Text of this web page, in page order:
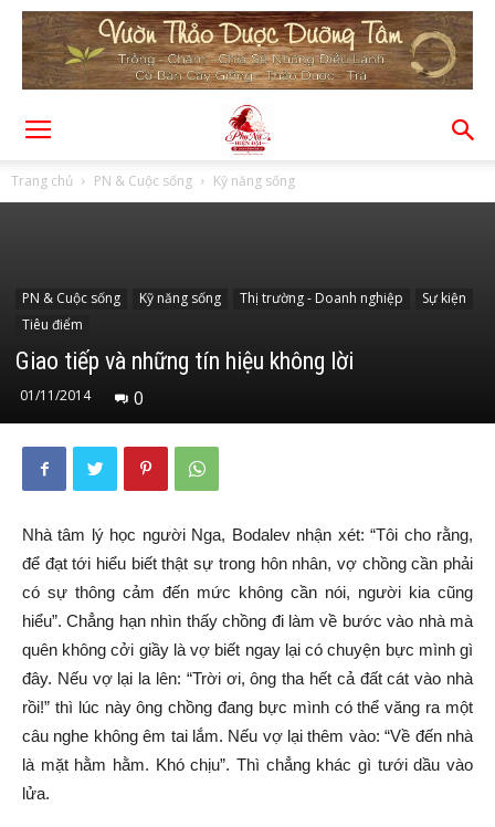
Trang chủ PN & Cuộc sống Kỹ năng sống
PN & Cuộc sống Kỹ năng sống Thị trường - Doanh nghiệp
Sự kiện
Tiêu điểm
Giao tiếp và những tín hiệu không lời
01/11/2014 0
Nhà tâm lý học người Nga, Bodalev nhận xét: “Tôi cho rằng,
để đạt tới hiểu biết thật sự trong hôn nhân, vợ chồng cần phải
có sự thông cảm đến mức không cần nói, người kia cũng
hiểu”. Chẳng hạn nhìn thấy chồng đi làm về bước vào nhà mà
quên không cởi giầy là vợ biết ngay lại có chuyện bực mình gì
đây. Nếu vợ lại la lên: “Trời ơi, ông tha hết cả đất cát vào nhà
rồi!” thì lúc này ông chồng đang bực mình có thể văng ra một
câu nghe không êm tai lắm. Nếu vợ lại thêm vào: “Về đến nhà
là mặt hằm hằm. Khó chịu”. Thì chẳng khác gì tưới dầu vào
lửa.